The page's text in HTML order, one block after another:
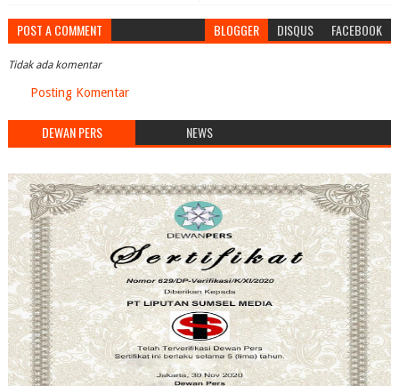
POST A COMMENT BLOGGER DISQUS FACEBOOK
Tidak ada komentar
Posting Komentar
DEWAN PERS NEWS